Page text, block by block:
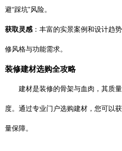
避“踩坑”风险。
获取灵感 ：丰富的实景案例和设计趋
修风格与功能需求。
装修建材选购全攻略
建材是装修的骨架与血肉，其质
度。通过专业门户选购建材，您可以
量保障。